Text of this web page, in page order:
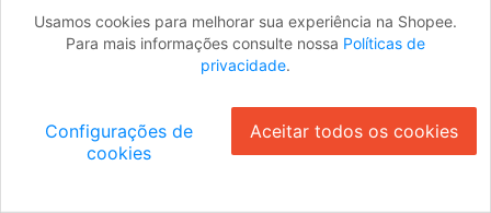
Usamos cookies para melhorar sua experiência na Shopee.
Para mais informações consulte nossa Políticas de
privacidade.
Configurações de
cookies
Aceitar todos os cookies